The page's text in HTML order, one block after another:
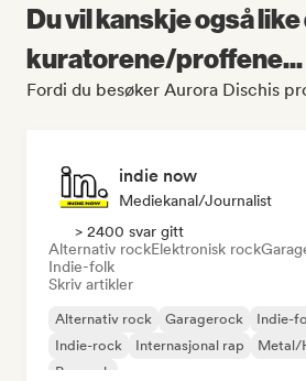
Du vil kanskje også
kuratorene/proffene...
Fordi du besøker Aurora Dischis
indie now
Mediekanal/journalist
> 2400 svar gitt
Alternativ rockElektronisk rock
Indie-folk
Skriv artikler
Alternativ rock Garagerock Indie-
Indie-rock
Internasjonal rap
Metal/
Poprock